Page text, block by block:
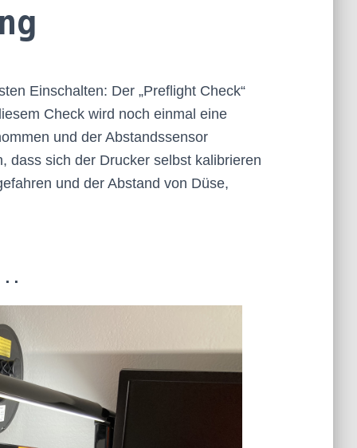
Einschalten: Der „Preflight Check“
Check wird noch einmal eine
und der Abstandssensor
dass sich der Drucker selbst kalibrieren
und der Abstand von Düse,